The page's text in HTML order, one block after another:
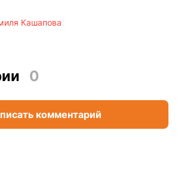
Кашапова
0
комментарий